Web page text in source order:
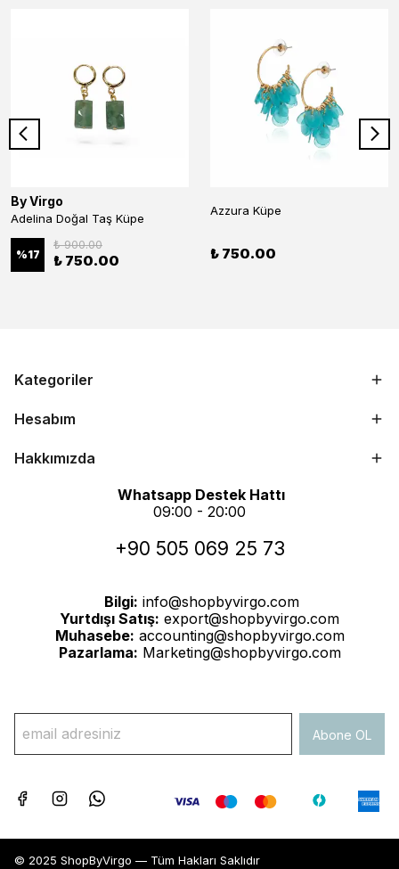
By Virgo
Adelina Doğal Taş Küpe
%17
₺ 900.00
₺ 750.00
Azzura Küpe
₺ 750.00
Kategoriler
Hesabım
Hakkımızda
Whatsapp Destek Hattı
09:00 - 20:00
+90 505 069 25 73
Bilgi: info@shopbyvirgo.com
Yurtdışı Satış: export@shopbyvirgo.com
Muhasebe: accounting@shopbyvirgo.com
Pazarlama: Marketing@shopbyvirgo.com
Abone OL
© 2025 ShopByVirgo — Tüm Hakları Saklıdır